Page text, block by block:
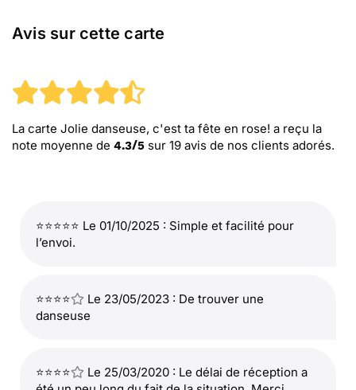
Avis sur cette carte
La carte Jolie danseuse, c'est ta fête en rose! a reçu la
note moyenne de 4.3/5 sur 19 avis de nos clients adorés.
⭐⭐⭐⭐⭐ Le 01/10/2025 : Simple et facilité pour
l’envoi.
⭐⭐⭐⭐
Le 23/05/2023 : De trouver une
danseuse
⭐⭐⭐⭐
Le 25/03/2020 : Le délai de réception a